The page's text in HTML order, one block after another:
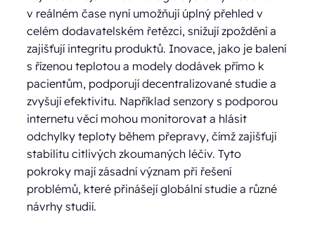
v reálném čase nyní umožňují úplný přehled v
celém dodavatelském řetězci, snižují zpoždění a
zajišťují integritu produktů. Inovace, jako je balení
s řízenou teplotou a modely dodávek přímo k
pacientům, podporují decentralizované studie a
zvyšují efektivitu. Například senzory s podporou
internetu věcí mohou monitorovat a hlásit
odchylky teploty během přepravy, čímž zajišťují
stabilitu citlivých zkoumaných léčiv. Tyto
pokroky mají zásadní význam při řešení
problémů, které přinášejí globální studie a různé
návrhy studií.